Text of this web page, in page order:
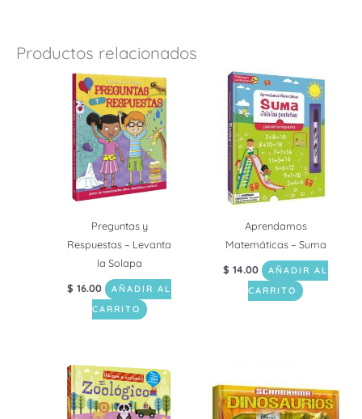
Productos relacionados
Preguntas y
Respuestas – Levanta
la Solapa
$ 16.00
AÑADIR AL
CARRITO
Aprendamos
Matemáticas – Suma
$ 14.00
AÑADIR AL
CARRITO